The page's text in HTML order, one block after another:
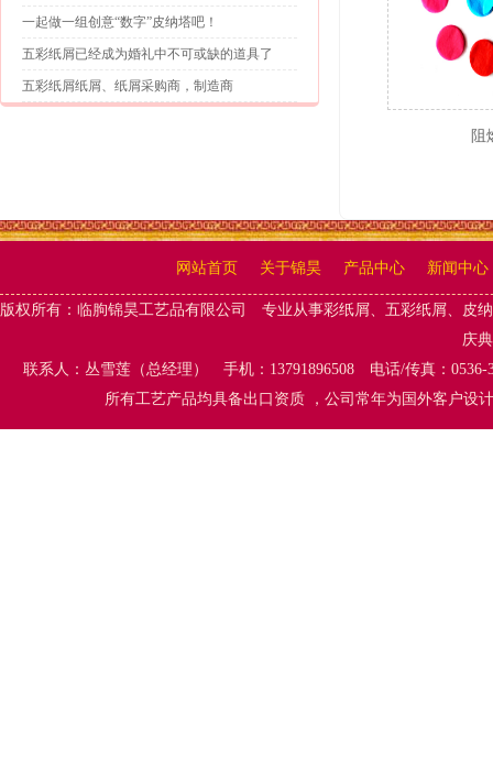
一起做一组创意“数字”皮纳塔吧！
五彩纸屑已经成为婚礼中不可或缺的道具了
五彩纸屑纸屑、纸屑采购商，制造商
阻
网站首页 关于锦昊 产品中心 新闻中心
版权所有： 临朐锦昊工艺品有限公司 专业从事彩纸屑、五彩纸屑、 皮
庆典
联系人：丛雪莲（总经理） 手机：13791896508 电话/传真：
所有工艺产品均具备出口资质 ，公司常年为国外客户设